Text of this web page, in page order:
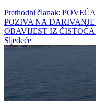
Prethodni članak:
POZIVA NA
OBAVIJEST IZ
Sljedeće